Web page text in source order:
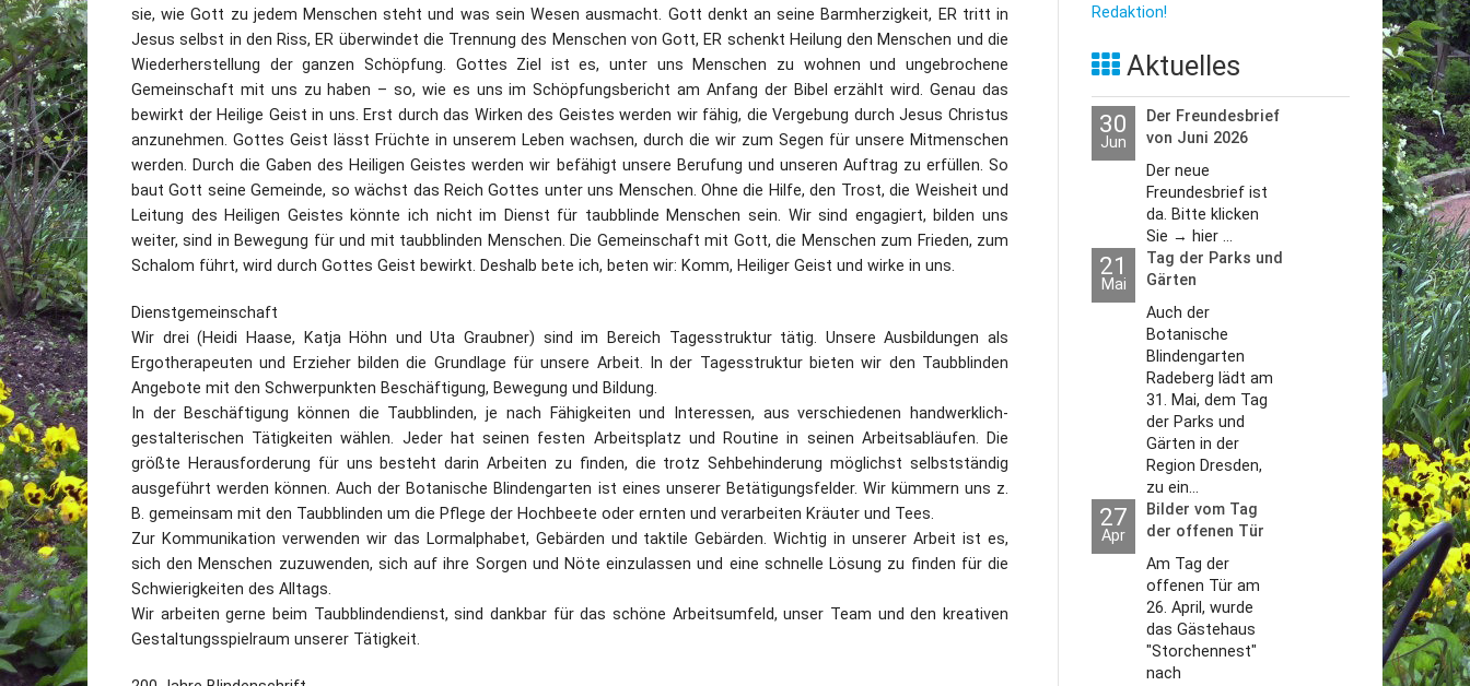
Kontakt
sie, wie Gott zu jedem Menschen steht und was sein Wesen ausmacht. Gott denkt an seine Barmherzigkeit, ER tritt in
Jesus selbst in den Riss, ER überwindet die Trennung des Menschen von Gott, ER schenkt Heilung den Menschen und die
Wiederherstellung der ganzen Schöpfung. Gottes Ziel ist es, unter uns Menschen zu wohnen und ungebrochene
Gemeinschaft mit uns zu haben – so, wie es uns im Schöpfungsbericht am Anfang der Bibel erzählt wird. Genau das
bewirkt der Heilige Geist in uns. Erst durch das Wirken des Geistes werden wir fähig, die Vergebung durch Jesus Christus
anzunehmen. Gottes Geist lässt Früchte in unserem Leben wachsen, durch die wir zum Segen für unsere Mitmenschen
werden. Durch die Gaben des Heiligen Geistes werden wir befähigt unsere Berufung und unseren Auftrag zu erfüllen. So
baut Gott seine Gemeinde, so wächst das Reich Gottes unter uns Menschen. Ohne die Hilfe, den Trost, die Weisheit und
Leitung des Heiligen Geistes könnte ich nicht im Dienst für taubblinde Menschen sein. Wir sind engagiert, bilden uns
weiter, sind in Bewegung für und mit taubblinden Menschen. Die Gemeinschaft mit Gott, die Menschen zum Frieden, zum
Schalom führt, wird durch Gottes Geist bewirkt. Deshalb bete ich, beten wir: Komm, Heiliger Geist und wirke in uns.
Dienstgemeinschaft
Wir drei (Heidi Haase, Katja Höhn und Uta Graubner) sind im Bereich Tagesstruktur tätig. Unsere Ausbildungen als
Ergotherapeuten und Erzieher bilden die Grundlage für unsere Arbeit. In der Tagesstruktur bieten wir den Taubblinden
Angebote mit den Schwerpunkten Beschäftigung, Bewegung und Bildung.
In der Beschäftigung können die Taubblinden, je nach Fähigkeiten und Interessen, aus verschiedenen handwerklich-
gestalterischen Tätigkeiten wählen. Jeder hat seinen festen Arbeitsplatz und Routine in seinen Arbeitsabläufen. Die
größte Herausforderung für uns besteht darin Arbeiten zu finden, die trotz Sehbehinderung möglichst selbstständig
ausgeführt werden können. Auch der Botanische Blindengarten ist eines unserer Betätigungsfelder. Wir kümmern uns z.
B. gemeinsam mit den Taubblinden um die Pflege der Hochbeete oder ernten und verarbeiten Kräuter und Tees.
Zur Kommunikation verwenden wir das Lormalphabet, Gebärden und taktile Gebärden. Wichtig in unserer Arbeit ist es,
sich den Menschen zuzuwenden, sich auf ihre Sorgen und Nöte einzulassen und eine schnelle Lösung zu finden für die
Schwierigkeiten des Alltags.
Wir arbeiten gerne beim Taubblindendienst, sind dankbar für das schöne Arbeitsumfeld, unser Team und den kreativen
Gestaltungsspielraum unserer Tätigkeit.
Redaktion!
Aktuelles
30
Jun
Der Freundesbrief
von Juni 2026
Der neue
Freundesbrief ist
da. Bitte klicken
Sie → hier ...
21
Mai
Tag der Parks und
Gärten
Auch der
Botanische
Blindengarten
Radeberg lädt am
31. Mai, dem Tag
der Parks und
Gärten in der
Region Dresden,
zu ein...
27
Apr
Bilder vom Tag
der offenen Tür
2026
Am Tag der
offenen Tür am
26. April, wurde
das Gästehaus
"Storchennest"
nach